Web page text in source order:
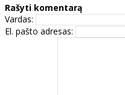
Rašyti komentarą
Vardas:
El. pašto adresas: